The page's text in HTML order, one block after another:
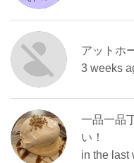
アットホ
3 weeks
一品一品
い！
in the last